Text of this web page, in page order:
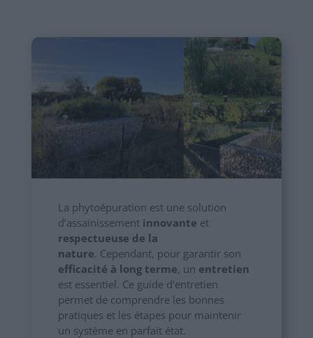
La phytoépuration est une solution
d’assainissement innovante et
respectueuse de la
nature. Cependant, pour garantir son
efficacité à long terme, un entretien
est essentiel. Ce guide d’entretien
permet de comprendre les bonnes
pratiques et les étapes pour maintenir
un système en parfait état.